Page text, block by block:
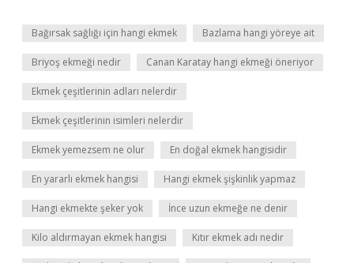
Bağırsak sağlığı için hangi ekmek Bazlama hangi yöreye ait
Briyoş ekmeği nedir Canan Karatay hangi ekmeği öneriyor
Ekmek çeşitlerinin adları nelerdir
Ekmek çeşitlerinin isimleri nelerdir
Ekmek yemezsem ne olur En doğal ekmek hangisidir
En yararlı ekmek hangisi Hangi ekmek şişkinlik yapmaz
Hangi ekmekte şeker yok İnce uzun ekmeğe ne denir
Kilo aldırmayan ekmek hangisi Kıtır ekmek adı nedir